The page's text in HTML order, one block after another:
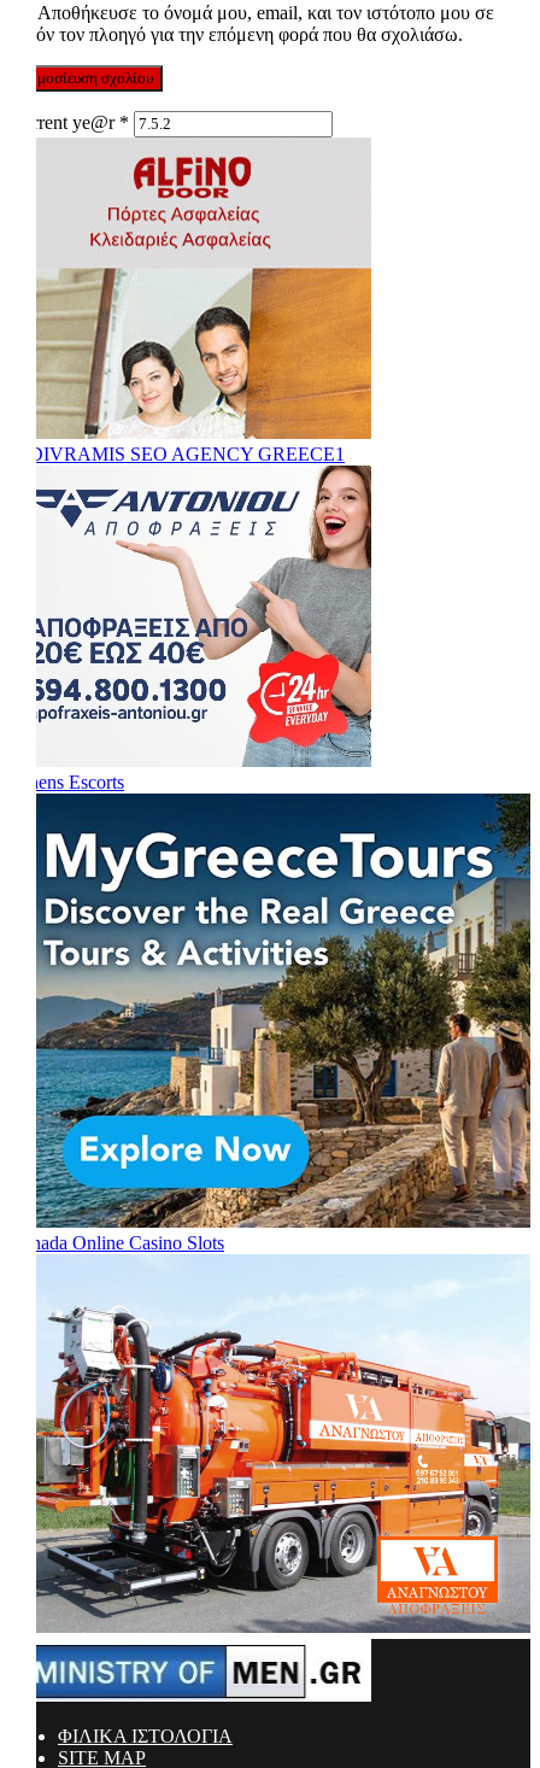
Αποθήκευσε το όνομά μου, email, και τον ιστότοπο μου σε
αυτόν τον πλοηγό για την επόμενη φορά που θα σχολιάσω.
Current ye@r *
Athens Escorts
Canada Online Casino Slots
ΦΙΛΙΚΑ ΙΣΤΟΛΟΓΙΑ
SITE MAP